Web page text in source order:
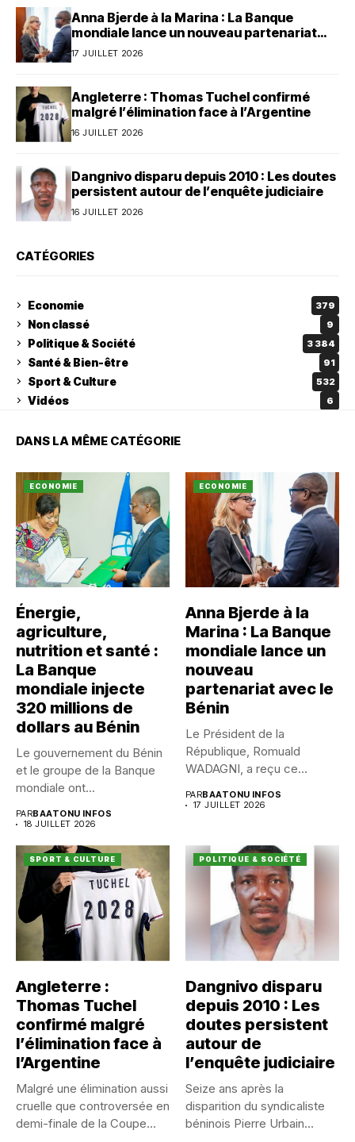
Anna Bjerde à la Marina : La Banque
mondiale lance un nouveau partenariat
avec le Bénin
17 JUILLET 2026
Angleterre : Thomas Tuchel confirmé
malgré l’élimination face à l’Argentine
16 JUILLET 2026
Dangnivo disparu depuis 2010 : Les doutes
persistent autour de l’enquête judiciaire
16 JUILLET 2026
CATÉGORIES
Economie 379
Non classé 9
Politique & Société 3 384
Santé & Bien-être 91
Sport & Culture 532
Vidéos 6
DANS LA MÊME CATÉGORIE
ECONOMIE
Énergie,
agriculture,
nutrition et santé :
La Banque
mondiale injecte
320 millions de
dollars au Bénin
Le gouvernement du Bénin
et le groupe de la Banque
mondiale ont...
PARBAATONU INFOS
18 JUILLET 2026
ECONOMIE
Anna Bjerde à la
Marina : La Banque
mondiale lance un
nouveau
partenariat avec le
Bénin
Le Président de la
République, Romuald
WADAGNI, a reçu ce
PARBAATONU INFOS
17 JUILLET 2026
SPORT & CULTURE
Angleterre :
Thomas Tuchel
confirmé malgré
l’élimination face à
l’Argentine
Malgré une élimination aussi
cruelle que controversée en
demi-finale de la Coupe...
POLITIQUE & SOCIÉTÉ
Dangnivo disparu
depuis 2010 : Les
doutes persistent
autour de
l’enquête judiciaire
Seize ans après la
disparition du syndicaliste
béninois Pierre Urbain